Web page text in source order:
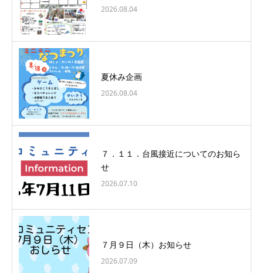
2026.08.04
夏休み企画
2026.08.04
７．１１．台風接近についてのお知ら
せ
2026.07.10
７月９日（木）お知らせ
2026.07.09